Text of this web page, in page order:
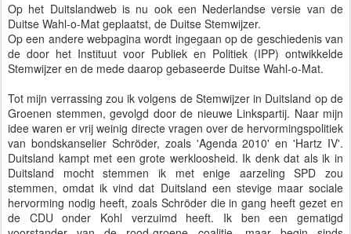
Op het Duitslandweb is nu ook een Nederlandse versie van de
Duitse Wahl-o-Mat geplaatst, de Duitse Stemwijzer.
Op een andere webpagina wordt ingegaan op de geschiedenis van
de door het Instituut voor Publiek en Politiek (IPP) ontwikkelde
Stemwijzer en de mede daarop gebaseerde Duitse Wahl-o-Mat.
Tot mijn verrassing zou ik volgens de Stemwijzer in Duitsland op de
Groenen stemmen, gevolgd door de nieuwe Linkspartij. Naar mijn
idee waren er vrij weinig directe vragen over de hervormingspolitiek
van bondskanselier Schröder, zoals 'Agenda 2010' en 'Hartz IV'.
Duitsland kampt met een grote werkloosheid. Ik denk dat als ik in
Duitsland mocht stemmen ik met enige aarzeling SPD zou
stemmen, omdat ik vind dat Duitsland een stevige maar sociale
hervorming nodig heeft, zoals Schröder die in gang heeft gezet en
de CDU onder Kohl verzuimd heeft. Ik ben een gematigd